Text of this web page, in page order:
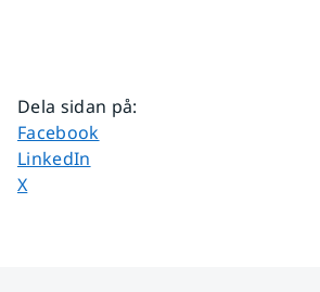
Dela sidan på:
Dela sidan på
Facebook
Dela sidan på
LinkedIn
Dela sidan på
X